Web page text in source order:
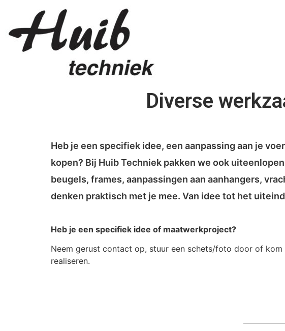
Diverse
Heb je een specifiek idee, een aanpassing aan je
kopen? Bij Huib Techniek pakken we ook
beugels, frames, aanpassingen aan aanhangers,
denken praktisch met je mee. Van idee tot het
Heb je een specifiek idee of maatwerkproject?
Neem gerust contact op, stuur een schets/foto door of
realiseren.